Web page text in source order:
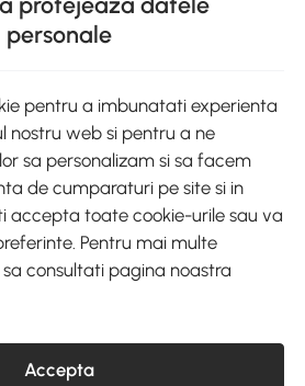
Google Play
clienti@aosom.ro
2, Str. Barbu Paris Mumuleanu, Nr. 30-
CUI: 49266464
COD CAEN: 4755
personale
pentru a imbunatati experienta
nostru web si pentru a ne
sa personalizam si sa facem
de cumparaturi pe site si in
accepta toate cookie-urile sau va
Pentru mai multe
consultati pagina noastra
Accepta